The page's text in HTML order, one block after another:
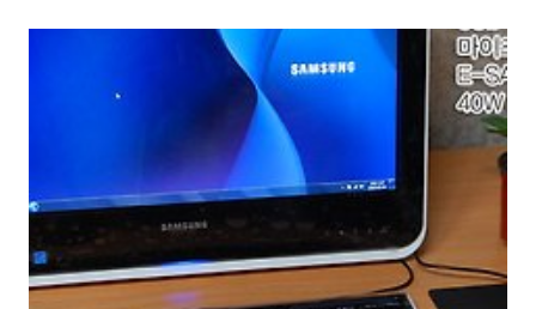
호각이었습니다. 박스디자인은 비슷합니다. 핸디캠이라는걸 보면 아시
겠지만 한손으로 들고 가볍게 강력한 영상을 만들 수 있는 디지털캠코더
입니다. 종이 박스로 되어있으며 위쪽에는 HDR-CX550의 제품 외관이
나오며 주위에는 설명들이 적혀 있습니다. NP-FV70 베터리는 옵션이라
고 되어있습니다. 잘못보면 베터리가 NP-FV70 이 들어있다..